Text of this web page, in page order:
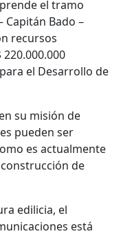
el tramo
Capitán Bado –
recursos
el Desarrollo de
su misión de
pueden ser
es actualmente
de
edilicia, el
está